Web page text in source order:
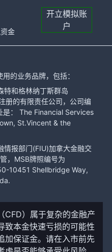
金
开立模拟账
户
的业务品牌，包括：
和格林纳丁斯群岛
册的有限责任公司，公司编
： The Financial Services
St.Vincent & the
报部门(FIU)加拿大金融交
，MSB牌照编号为
10451 Shellbridge Way,
CFD）属于复杂的金融产
致本金快速亏损的可能性
加保证金。请在入市前先